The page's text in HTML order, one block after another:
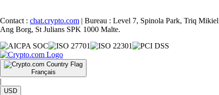
Contact : chat.crypto.com | Bureau : Level 7, Spinola Park, Triq Mikiel
Ang Borg, St Julians SPK 1000 Malte.
Français
|
USD